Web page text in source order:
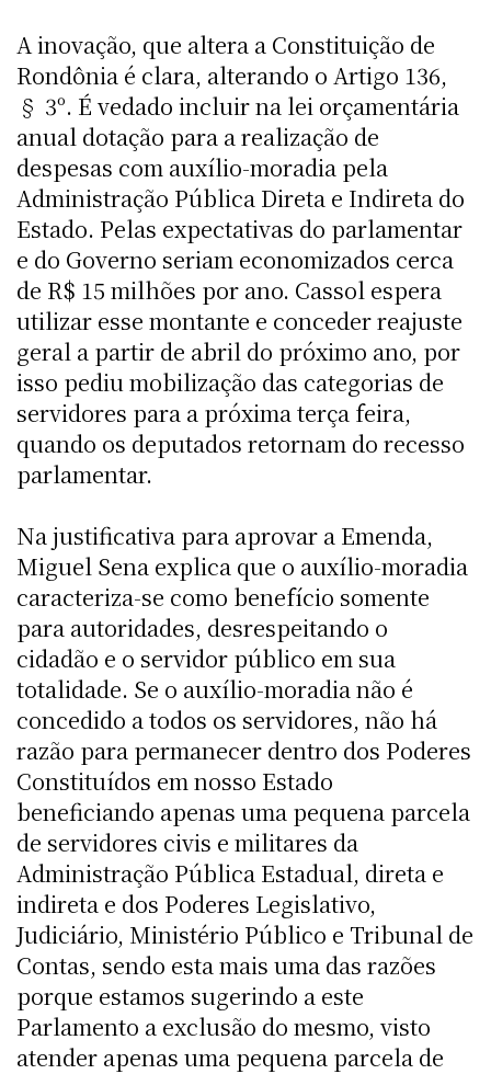
A inovação, que altera a Constituição de
Rondônia é clara, alterando o Artigo 136,
§ 3º. É vedado incluir na lei orçamentária
anual dotação para a realização de
despesas com auxílio-moradia pela
Administração Pública Direta e Indireta do
Estado. Pelas expectativas do parlamentar
e do Governo seriam economizados cerca
de R$ 15 milhões por ano. Cassol espera
utilizar esse montante e conceder reajuste
geral a partir de abril do próximo ano, por
isso pediu mobilização das categorias de
servidores para a próxima terça feira,
quando os deputados retornam do recesso
parlamentar.
Na justificativa para aprovar a Emenda,
Miguel Sena explica que o auxílio-moradia
caracteriza-se como benefício somente
para autoridades, desrespeitando o
cidadão e o servidor público em sua
totalidade. Se o auxílio-moradia não é
concedido a todos os servidores, não há
razão para permanecer dentro dos Poderes
Constituídos em nosso Estado
beneficiando apenas uma pequena parcela
de servidores civis e militares da
Administração Pública Estadual, direta e
indireta e dos Poderes Legislativo,
Judiciário, Ministério Público e Tribunal de
Contas, sendo esta mais uma das razões
porque estamos sugerindo a este
Parlamento a exclusão do mesmo, visto
atender apenas uma pequena parcela de